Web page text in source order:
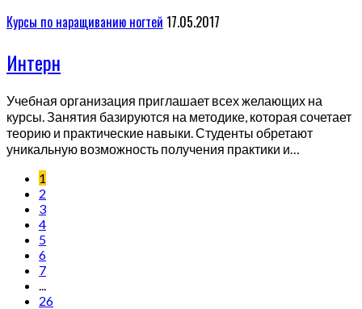
Курсы по наращиванию ногтей 17.05.2017
Интерн
Учебная организация приглашает всех желающих на
курсы. Занятия базируются на методике, которая сочетает
теорию и практические навыки. Студенты обретают
уникальную возможность получения практики и…
1
2
3
4
5
6
7
...
26